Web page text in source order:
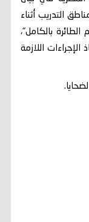
التدريب أثناء
بالكامل"،
اللازمة